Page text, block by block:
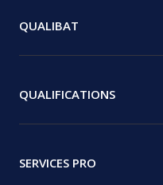
QUALIBAT
Notre mission
Nos valeurs
QUALIFICATIONS
Comment devenir
SERVICES PRO